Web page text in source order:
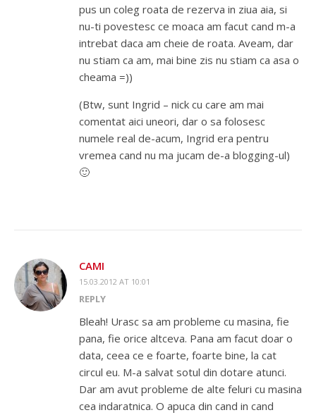
pus un coleg roata de rezerva in ziua aia, si
nu-ti povestesc ce moaca am facut cand m-a
intrebat daca am cheie de roata. Aveam, dar
nu stiam ca am, mai bine zis nu stiam ca asa o
cheama =))
(Btw, sunt Ingrid – nick cu care am mai
comentat aici uneori, dar o sa folosesc
numele real de-acum, Ingrid era pentru
vremea cand nu ma jucam de-a blogging-ul)
🙂
CAMI
15.03.2012 AT 10:01
REPLY
Bleah! Urasc sa am probleme cu masina, fie
pana, fie orice altceva. Pana am facut doar o
data, ceea ce e foarte, foarte bine, la cat
circul eu. M-a salvat sotul din dotare atunci.
Dar am avut probleme de alte feluri cu masina
cea indaratnica. O apuca din cand in cand